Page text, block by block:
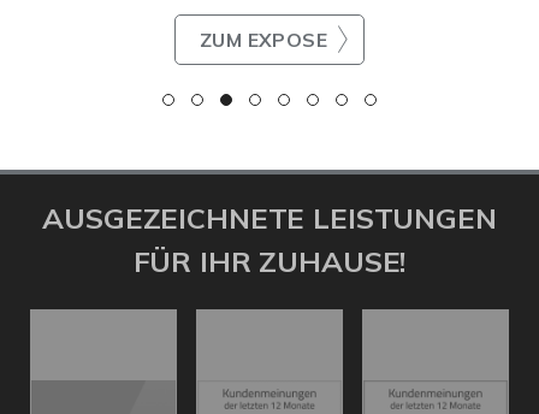
ZUM EXPOSE
AUSGEZEICHNETE LEISTUNGEN
FÜR IHR ZUHAUSE!